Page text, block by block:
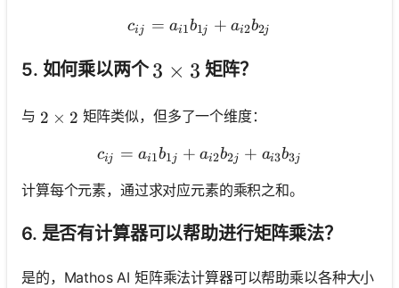
c_{i j}=a_{i 1} b_{1
cij = ai1b1j + ai2b2j
5. 如何乘以两个3 \times 3
3 × 3 矩阵？
与 2 \times 2
2 × 2 矩阵类似，但多了一个维度：
c_{i j}=a_{i 1} b_{1
cij = ai1b1j + ai2b2j + ai3b3j
计算每个元素，通过求对应元素的乘积之和。
6. 是否有计算器可以帮助进行矩阵乘法？
是的，Mathos AI 矩阵乘法计算器可以帮助乘以各种大小